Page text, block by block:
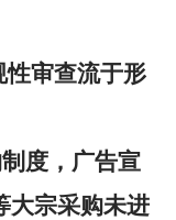
审查流于形
度，广告宣
大宗采购未进